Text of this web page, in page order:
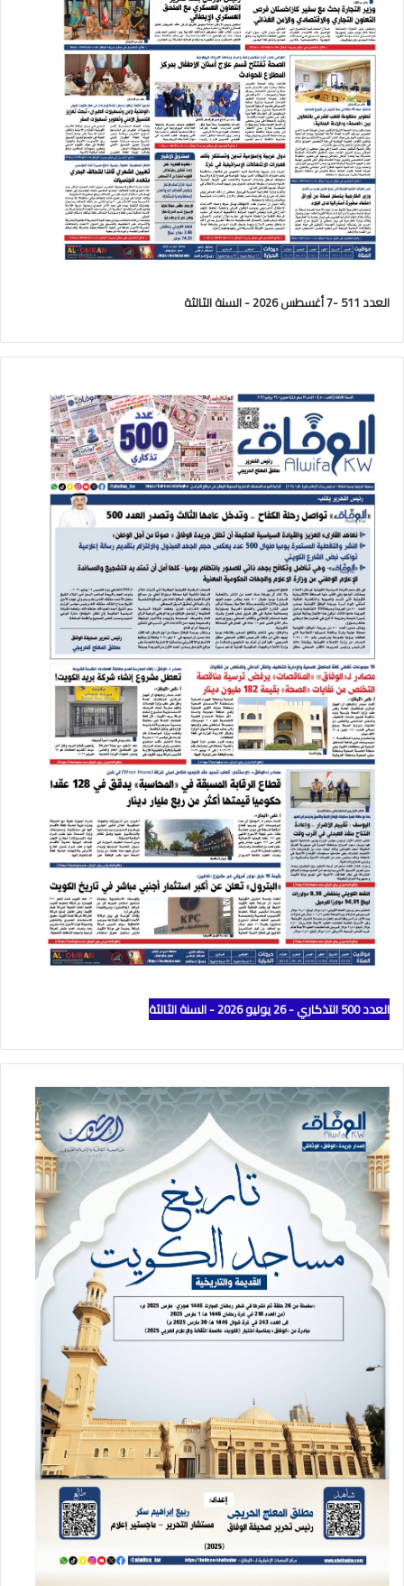
العدد 511 -7 أغسطس 2026 - السنة الثالثة
العدد 500 التذكاري - 26 يوليو 2026 - السنة الثالثة